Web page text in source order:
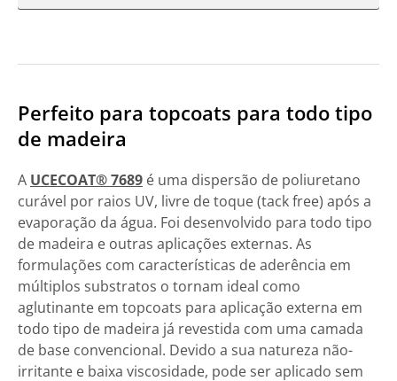
Perfeito para topcoats para todo tipo
de madeira
A UCECOAT® 7689 é uma dispersão de poliuretano
curável por raios UV, livre de toque (tack free) após a
evaporação da água. Foi desenvolvido para todo tipo
de madeira e outras aplicações externas. As
formulações com características de aderência em
múltiplos substratos o tornam ideal como
aglutinante em topcoats para aplicação externa em
todo tipo de madeira já revestida com uma camada
de base convencional. Devido a sua natureza não-
irritante e baixa viscosidade, pode ser aplicado sem